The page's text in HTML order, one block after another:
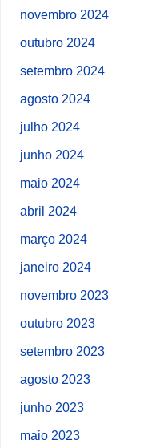
novembro 2024
outubro 2024
setembro 2024
agosto 2024
julho 2024
junho 2024
maio 2024
abril 2024
março 2024
janeiro 2024
novembro 2023
outubro 2023
setembro 2023
agosto 2023
junho 2023
maio 2023